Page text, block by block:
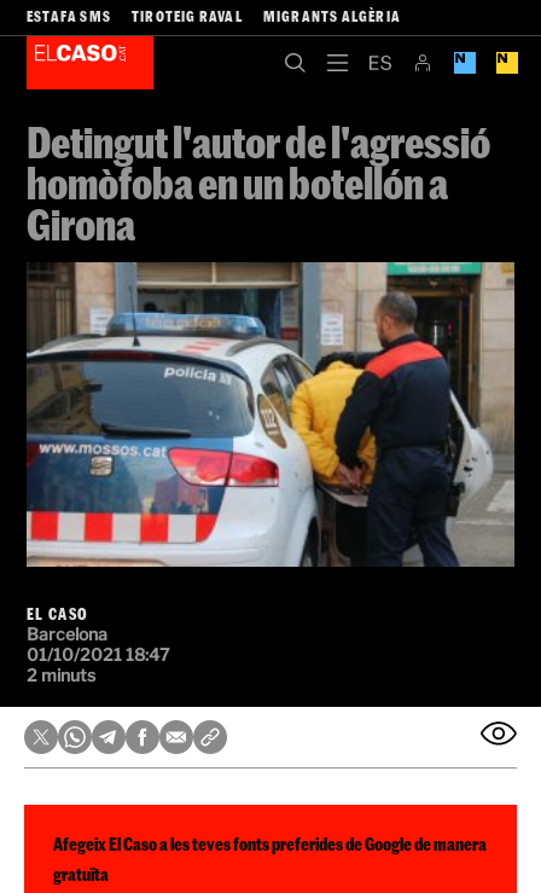
ESTAFA SMS TIROTEIG RAVAL MIGRANTS ALGÈRIA
Detingut l'autor de l'agressió
homòfoba en un botellón a
Girona
EL CASO
Barcelona
01/10/2021 18:47
2 minuts
Afegeix El Caso a les teves fonts preferides de Google de manera
gratuïta